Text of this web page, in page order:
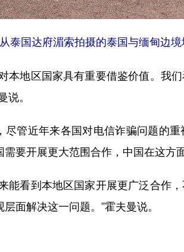
泰国达府湄索拍摄的泰国与缅甸边
地区国家具有重要借鉴价值。我们
说。
近年来各国对电信诈骗问题的重
需要开展更大范围合作，中国在这方
看到本地区国家开展更广泛合作，
面解决这一问题。”霍夫曼说。